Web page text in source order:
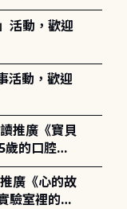
活動，歡迎
推廣《寶貝
的口腔照
廣《心的故
驗室裡的放